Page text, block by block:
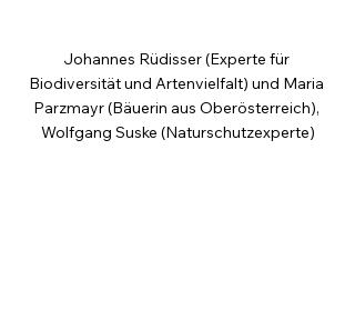
Johannes Rüdisser (Experte für
Biodiversität und Artenvielfalt) und Maria
Parzmayr (Bäuerin aus Oberösterreich),
Wolfgang Suske (Naturschutzexperte)